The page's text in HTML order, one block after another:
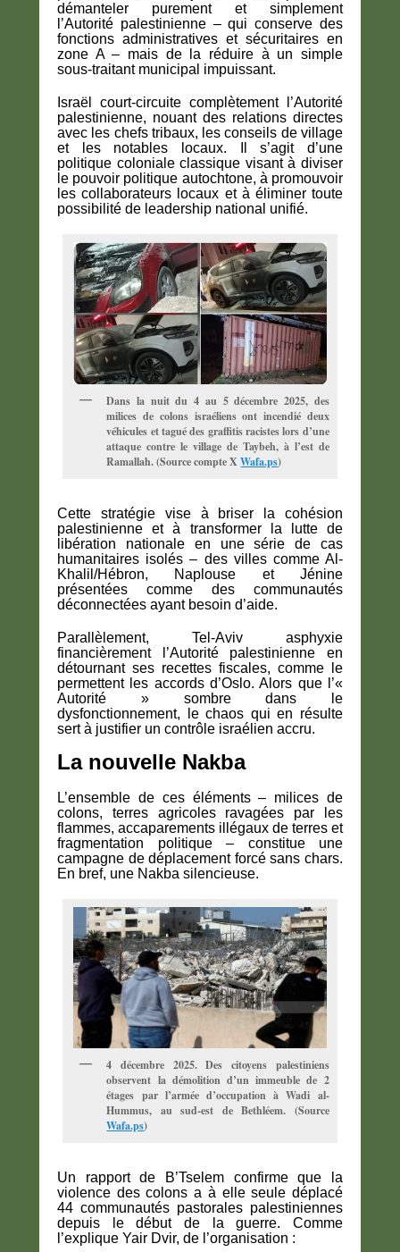
démanteler purement et simplement
l’Autorité palestinienne – qui conserve des
fonctions administratives et sécuritaires en
zone A – mais de la réduire à un simple
sous-traitant municipal impuissant.
Israël court-circuite complètement l’Autorité
palestinienne, nouant des relations directes
avec les chefs tribaux, les conseils de village
et les notables locaux. Il s’agit d’une
politique coloniale classique visant à diviser
le pouvoir politique autochtone, à promouvoir
les collaborateurs locaux et à éliminer toute
possibilité de leadership national unifié.
Dans la nuit du 4 au 5 décembre 2025, des
milices de colons israéliens ont incendié deux
véhicules et tagué des graffitis racistes lors d’une
attaque contre le village de Taybeh, à l’est de
Ramallah. (Source compte XWafa.ps)
Cette stratégie vise à briser la cohésion
palestinienne et à transformer la lutte de
libération nationale en une série de cas
humanitaires isolés – des villes comme Al-
Khalil/Hébron, Naplouse et Jénine
présentées comme des communautés
déconnectées ayant besoin d’aide.
Parallèlement, Tel-Aviv asphyxie
financièrement l’Autorité palestinienne en
détournant ses recettes fiscales, comme le
permettent les accords d’Oslo. Alors que l’«
Autorité » sombre dans le
dysfonctionnement, le chaos qui en résulte
sert à justifier un contrôle israélien accru.
La nouvelle Nakba
L’ensemble de ces éléments – milices de
colons, terres agricoles ravagées par les
flammes, accaparements illégaux de terres et
fragmentation politique – constitue une
campagne de déplacement forcé sans chars.
En bref, une Nakba silencieuse.
4 décembre 2025. Des citoyens palestiniens
observent la démolition d’un immeuble de 2
étages par l’armée d’occupation à Wadi al-
Hummus, au sud-est de Bethléem. (Source
Wafa.ps)
Un rapport de B’Tselem confirme que la
violence des colons a à elle seule déplacé
44 communautés pastorales palestiniennes
depuis le début de la guerre. Comme
l’explique Yair Dvir, de l’organisation :